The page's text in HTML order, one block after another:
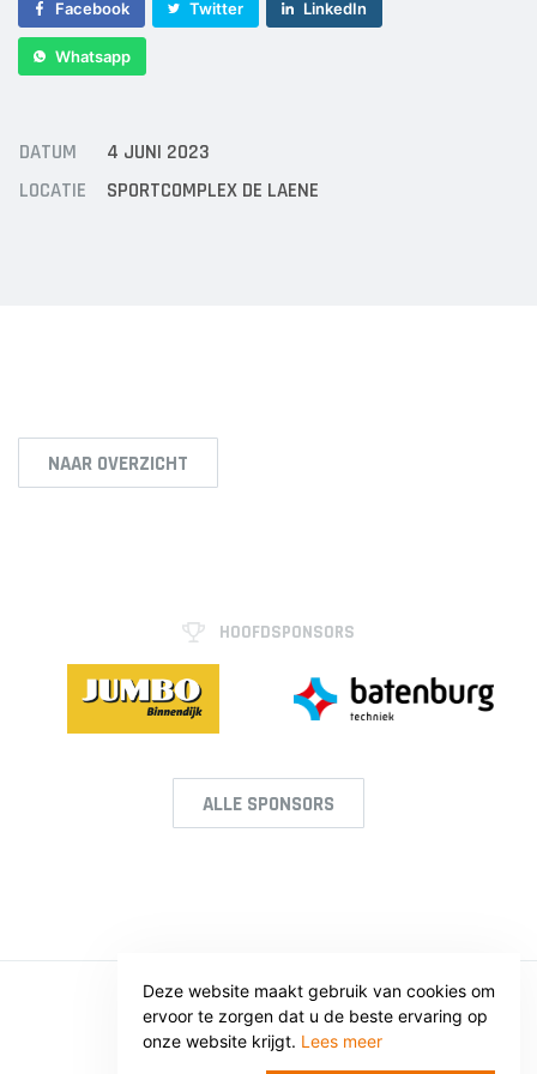
Deze website maakt gebruik van cookies om
ervoor te zorgen dat u de beste ervaring op
onze website krijgt. Lees meer
Sponsor worden
Facebook Twitter LinkedIn
Whatsapp
DATUM
4 JUNI 2023
LOCATIE
SPORTCOMPLEX DE LAENE
NAAR OVERZICHT
HOOFDSPONSORS
ALLE SPONSORS
© SV VOORWAARTS TWELLO